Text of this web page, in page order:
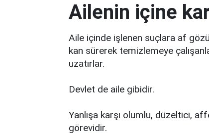
Ailenin içine
Aile içinde işlenen suçlara af
kan sürerek temizlemeye
uzatırlar.
Devlet de aile gibidir.
Yanlışa karşı olumlu, düzeltici,
görevidir.